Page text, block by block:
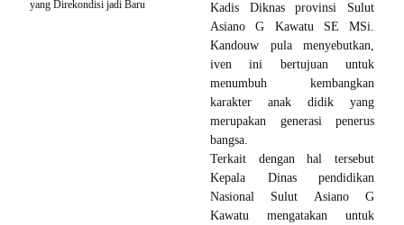
Kadis Diknas provinsi Sulut
Asiano G Kawatu SE MSi.
Kandouw pula menyebutkan,
iven ini bertujuan untuk
menumbuh kembangkan
karakter anak didik yang
merupakan generasi penerus
bangsa.
Terkait dengan hal tersebut
Kepala Dinas pendidikan
Nasional Sulut Asiano G
Kawatu mengatakan untuk
yang Direkondisi jadi Baru